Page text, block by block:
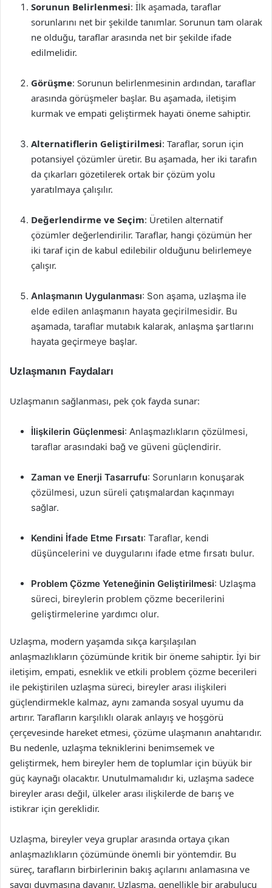
Sorunun Belirlenmesi: İlk aşamada, taraflar
sorunlarını net bir şekilde tanımlar. Sorunun tam olarak
ne olduğu, taraflar arasında net bir şekilde ifade
edilmelidir.
Görüşme: Sorunun belirlenmesinin ardından, taraflar
arasında görüşmeler başlar. Bu aşamada, iletişim
kurmak ve empati geliştirmek hayati öneme sahiptir.
Alternatiflerin Geliştirilmesi: Taraflar, sorun için
potansiyel çözümler üretir. Bu aşamada, her iki tarafın
da çıkarları gözetilerek ortak bir çözüm yolu
yaratılmaya çalışılır.
Değerlendirme ve Seçim: Üretilen alternatif
çözümler değerlendirilir. Taraflar, hangi çözümün her
iki taraf için de kabul edilebilir olduğunu belirlemeye
çalışır.
Anlaşmanın Uygulanması: Son aşama, uzlaşma ile
elde edilen anlaşmanın hayata geçirilmesidir. Bu
aşamada, taraflar mutabık kalarak, anlaşma şartlarını
hayata geçirmeye başlar.
Uzlaşmanın Faydaları
Uzlaşmanın sağlanması, pek çok fayda sunar:
İlişkilerin Güçlenmesi: Anlaşmazlıkların çözülmesi,
taraflar arasındaki bağ ve güveni güçlendirir.
Zaman ve Enerji Tasarrufu: Sorunların konuşarak
çözülmesi, uzun süreli çatışmalardan kaçınmayı
sağlar.
Kendini İfade Etme Fırsatı: Taraflar, kendi
düşüncelerini ve duygularını ifade etme fırsatı bulur.
Problem Çözme Yeteneğinin Geliştirilmesi: Uzlaşma
süreci, bireylerin problem çözme becerilerini
geliştirmelerine yardımcı olur.
Uzlaşma, modern yaşamda sıkça karşılaşılan
anlaşmazlıkların çözümünde kritik bir öneme sahiptir. İyi bir
iletişim, empati, esneklik ve etkili problem çözme becerileri
ile pekiştirilen uzlaşma süreci, bireyler arası ilişkileri
güçlendirmekle kalmaz, aynı zamanda sosyal uyumu da
artırır. Tarafların karşılıklı olarak anlayış ve hoşgörü
çerçevesinde hareket etmesi, çözüme ulaşmanın anahtarıdır.
Bu nedenle, uzlaşma tekniklerini benimsemek ve
geliştirmek, hem bireyler hem de toplumlar için büyük bir
güç kaynağı olacaktır. Unutulmamalıdır ki, uzlaşma sadece
bireyler arası değil, ülkeler arası ilişkilerde de barış ve
istikrar için gereklidir.
Uzlaşma, bireyler veya gruplar arasında ortaya çıkan
anlaşmazlıkların çözümünde önemli bir yöntemdir. Bu
süreç, tarafların birbirlerinin bakış açılarını anlamasına ve
saygı duymasına dayanır. Uzlaşma, genellikle bir arabulucu